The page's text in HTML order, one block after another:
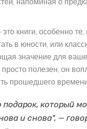
книги, особенно
в юности, или
значение для
полезен, он
прошедшего
подарок, который
и снова", —